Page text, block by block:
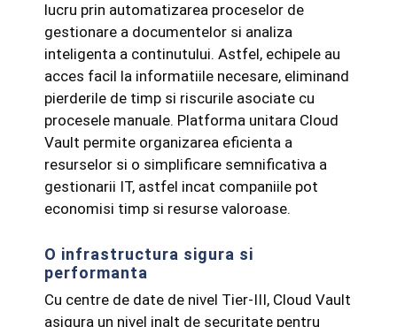
lucru prin automatizarea proceselor de
gestionare a documentelor si analiza
inteligenta a continutului. Astfel, echipele au
acces facil la informatiile necesare, eliminand
pierderile de timp si riscurile asociate cu
procesele manuale. Platforma unitara Cloud
Vault permite organizarea eficienta a
resurselor si o simplificare semnificativa a
gestionarii IT, astfel incat companiile pot
economisi timp si resurse valoroase.
O infrastructura sigura si
performanta
Cu centre de date de nivel Tier-III, Cloud Vault
asigura un nivel inalt de securitate pentru